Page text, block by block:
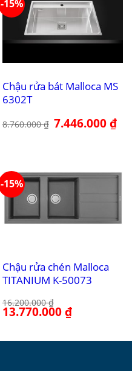
-15%
Chậu rửa bát Malloca MS
6302T
8.760.000₫ Giá
gốc
7.446.000₫Giá
-15%
Chậu rửa chén Malloca
TITANIUM K-50073
16.200.000₫
Giá
gốc
13.770.000₫Giá
hiện
13.770.000 ₫.